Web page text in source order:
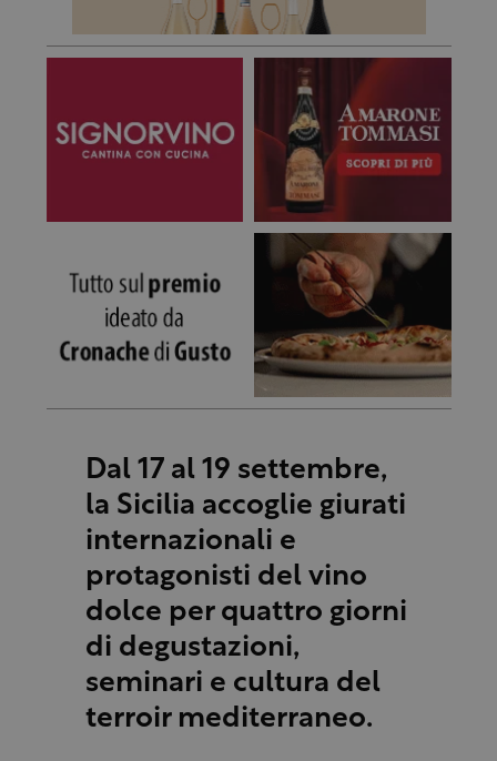
Dal 17 al 19 settembre,
la Sicilia accoglie giurati
internazionali e
protagonisti del vino
dolce per quattro giorni
di degustazioni,
seminari e cultura del
terroir mediterraneo.